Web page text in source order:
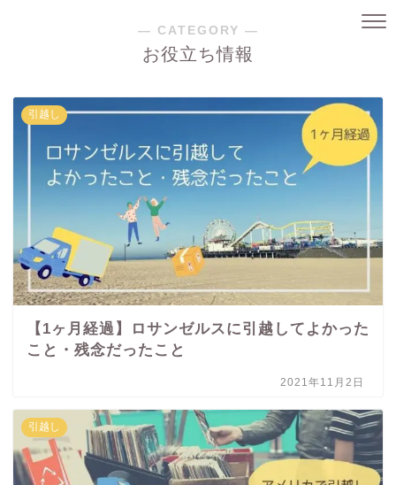
― CATEGORY ―
お役立ち情報
引越し
【1ヶ月経過】ロサンゼルスに引越してよかった
こと・残念だったこと
2021年11月2日
引越し